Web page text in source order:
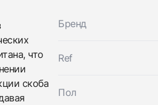
что
скоба
Бренд
Ref
Пол